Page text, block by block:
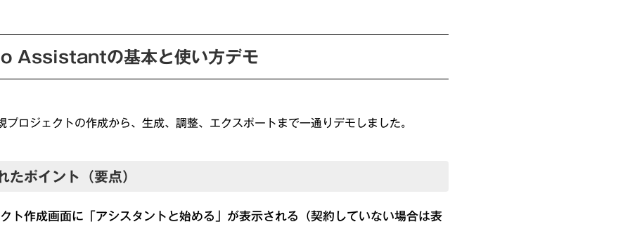
Assistantの基本と使い方デモ
プロジェクトの作成から、生成、調整、エクスポートまで一通りデモしました。
ポイント（要点）
ト作成画面に「アシスタントと始める」が表示される（契約していない場合は表